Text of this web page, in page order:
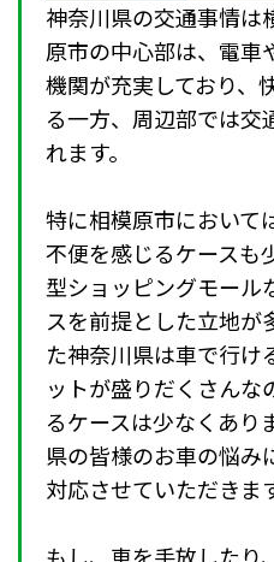
神奈川県の交通事情は
原市の中心部は、電車
機関が充実しており、
る一方、周辺部では交
れます。
特に相模原市において
不便を感じるケースも
型ショッピングモール
スを前提とした立地が
た神奈川県は車で行け
ットが盛りだくさんな
るケースは少なくあり
県の皆様のお車の悩み
対応させていただきま